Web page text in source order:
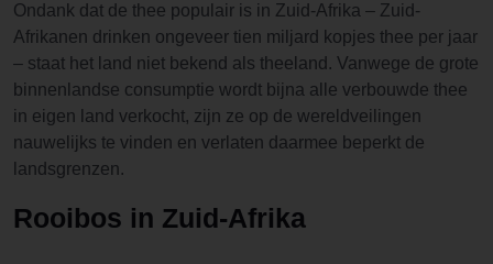
Ondank dat de thee populair is in Zuid-Afrika – Zuid-
Afrikanen drinken ongeveer tien miljard kopjes thee per jaar
– staat het land niet bekend als theeland. Vanwege de grote
binnenlandse consumptie wordt bijna alle verbouwde thee
in eigen land verkocht, zijn ze op de wereldveilingen
nauwelijks te vinden en verlaten daarmee beperkt de
landsgrenzen.
Rooibos in Zuid-Afrika